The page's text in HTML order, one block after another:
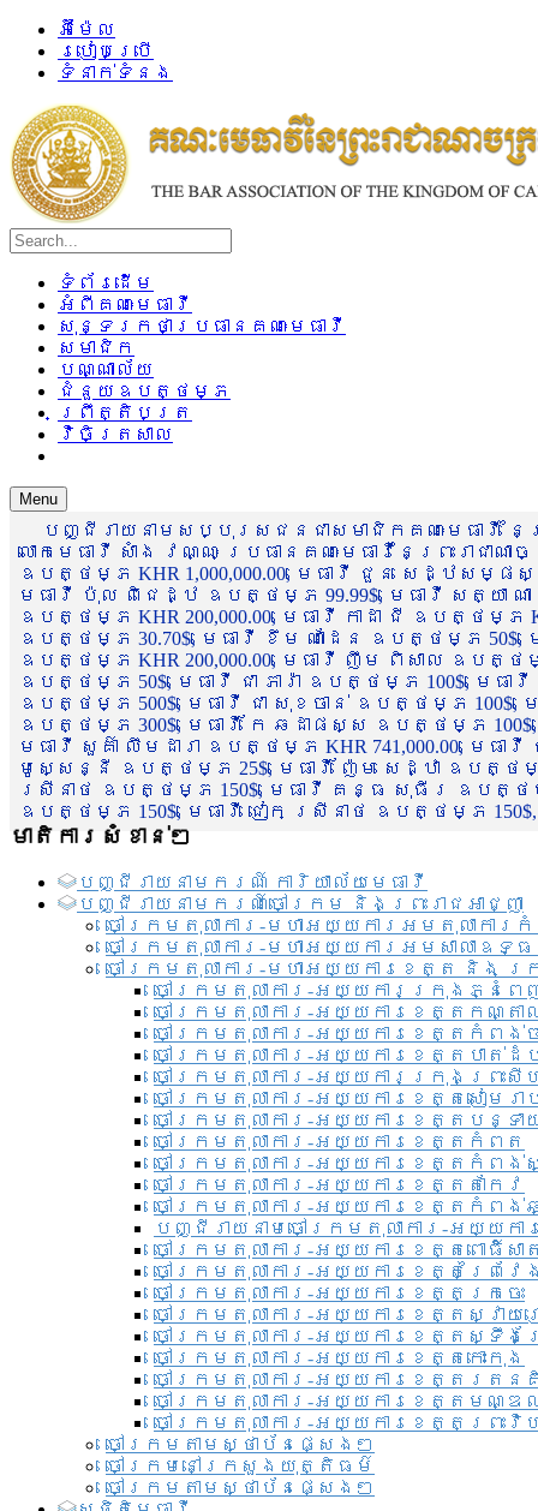
អ៊ីម៉ែល
របៀបប្រើ
ទំនាក់ទំនង
ទំព័រដើម
អំពីគណៈមេធាវី
សុន្ទរកថាប្រធានគណៈមេធាវី
សមាជិក
បណ្ណាល័យ
ជំនួយឧបត្ថម្ភ
ព្រឹត្តិបត្រ
វិចិត្រសាល
Menu
បញ្ជីរាយនាមសប្បុរសជនជាសមាជិកគណៈមេធាវី
លោកមេធាវី សាំង វណ្ណៈ ប្រធានគណៈមេធាវីនៃព្រះរា
ឧបត្ថម្ភ KHR 1,000,000.00, មេធាវី ជួន សេដ្ឋស
មេធាវី ប៉ុល ពិជេដ្ឋ ឧបត្ថម្ភ 99.99$, មេធាវី សត្យា ណ
ឧបត្ថម្ភ KHR 200,000.00, មេធាវី កាដា ជី ឧបត្ថម្ភ
ឧបត្ថម្ភ 30.70$, មេធាវី ខឹម ណាដែន ឧបត្ថម្ភ 50$,
ឧបត្ថម្ភ KHR 200,000.00, មេធាវី ញឹម ពិសាល ឧបត្ថ
ឧបត្ថម្ភ 50$, មេធាវី ជា ភារ៉ា ឧបត្ថម្ភ 100$, មេ
ឧបត្ថម្ភ 500$, មេធាវី ជា សុខចាន់ ឧបត្ថម្ភ
ឧបត្ថម្ភ 300$, មេធាវី កែ ឆដាផស្ស ឧបត្ថម្ភ
មេធាវី សួគ៌ា លឹមដារា ឧបត្ថម្ភ KHR 741,000.00, មេ
មូសេ្សន្នី ឧបត្ថម្ភ 25$, មេធាវី ញ៉ែម សេដ្ឋា ឧបត្ថ
ស្រីនាថ ឧបត្ថម្ភ 150$, មេធាវី គន្ធ សុធីរ ឧបត្ថម្ភ
ឧបត្ថម្ភ 150$, មេធាវី ជៀក ស្រីនាថ ឧបត្ថម្ភ 150$,
មាតិការសំខាន់ៗ
បញ្ជី​រាយ​នាមករណ៍ ការិយាល័យ​មេធាវី​
បញ្ជី​រាយ​នាមករណ៍​ចៅក្រម និងព្រះរាជអាជ្ញា
ចៅក្រមតុលាការ-មហាអយ្យការអមតុលាការ
ចៅក្រមតុលាការ-មហាអយ្យការអមសាលាឧទ្
ចៅក្រមតុលាការ-មហាអយ្យការខេត្ត និង ក្
ចៅក្រមតុលាការ-អយ្យការក្រុងភ្នំពេ
ចៅក្រមតុលាការ-អយ្យការខេត្តកណ្តា
ចៅក្រមតុលាការ-អយ្យការខេត្តកំពង់ច
ចៅក្រមតុលាការ-អយ្យការខេត្តបាត់ដំ
ចៅក្រមតុលាការ-អយ្យការ​ក្រុងព្រះសី
ចៅក្រមតុលាការ-អយ្យការខេត្តសៀមរា
ចៅក្រមតុលាការ-អយ្យការខេត្តបន្ទា
ចៅក្រមតុលាការ-អយ្យការខេត្តកំពត
ចៅក្រមតុលាការ-អយ្យការខេត្តកំពង់
ចៅក្រមតុលាការ-អយ្យការខេត្តតាកែវ
ចៅក្រមតុលាការ-អយ្យការខេត្តកំពង់
បញ្ជីរាយនាមចៅក្រមតុលាការ-អយ្យក
ចៅក្រមតុលាការ-អយ្យការខេត្តពោធិ៍សា
ចៅក្រមតុលាការ-អយ្យការខេត្តព្រៃវែ
ចៅក្រមតុលាការ-អយ្យការខេត្តក្រចេះ
ចៅក្រមតុលាការ-អយ្យការខេត្តស្វាយ
ចៅក្រមតុលាការ-អយ្យការខេត្តស្ទឹង
ចៅក្រមតុលាការ-អយ្យការខេត្តកោះកុង
ចៅក្រមតុលាការ-អយ្យការខេត្តរតន
ចៅក្រមតុលាការ-អយ្យការខេត្តមណ្
ចៅក្រមតុលាការ-អយ្យការខេត្តព្រះវិហ
ចៅក្រមតាមស្ថាប័នផ្សេងៗ
ចៅក្រមនៅក្រសួងយុត្តិធម៌
ចៅក្រមតាមស្ថាប័នផ្សេងៗ